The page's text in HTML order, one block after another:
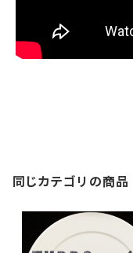
同じカテゴリの商品